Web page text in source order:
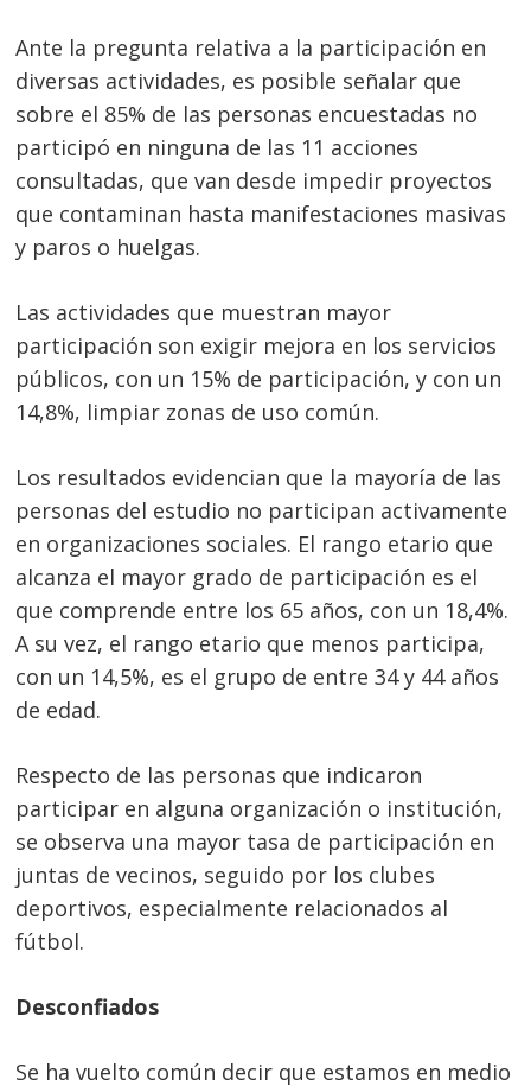
Ante la pregunta relativa a la participación en
diversas actividades, es posible señalar que
sobre el 85% de las personas encuestadas no
participó en ninguna de las 11 acciones
consultadas, que van desde impedir proyectos
que contaminan hasta manifestaciones masivas
y paros o huelgas.
Las actividades que muestran mayor
participación son exigir mejora en los servicios
públicos, con un 15% de participación, y con un
14,8%, limpiar zonas de uso común.
Los resultados evidencian que la mayoría de las
personas del estudio no participan activamente
en organizaciones sociales. El rango etario que
alcanza el mayor grado de participación es el
que comprende entre los 65 años, con un 18,4%.
A su vez, el rango etario que menos participa,
con un 14,5%, es el grupo de entre 34 y 44 años
de edad.
Respecto de las personas que indicaron
participar en alguna organización o institución,
se observa una mayor tasa de participación en
juntas de vecinos, seguido por los clubes
deportivos, especialmente relacionados al
fútbol.
Desconfiados
Se ha vuelto común decir que estamos en medio